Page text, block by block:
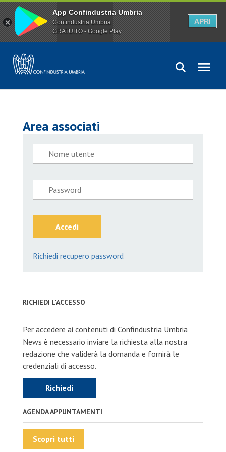
Area associati
Accedi
Richiedi recupero password
RICHIEDI L'ACCESSO
Per accedere ai contenuti di Confindustria Umbria
News è necessario inviare la richiesta alla nostra
redazione che validerà la domanda e fornirà le
credenziali di accesso.
Richiedi
AGENDA APPUNTAMENTI
Scopri tutti
App Confindustria Umbria
Confindustria Umbria
GRATUITO - Google Play
APRI